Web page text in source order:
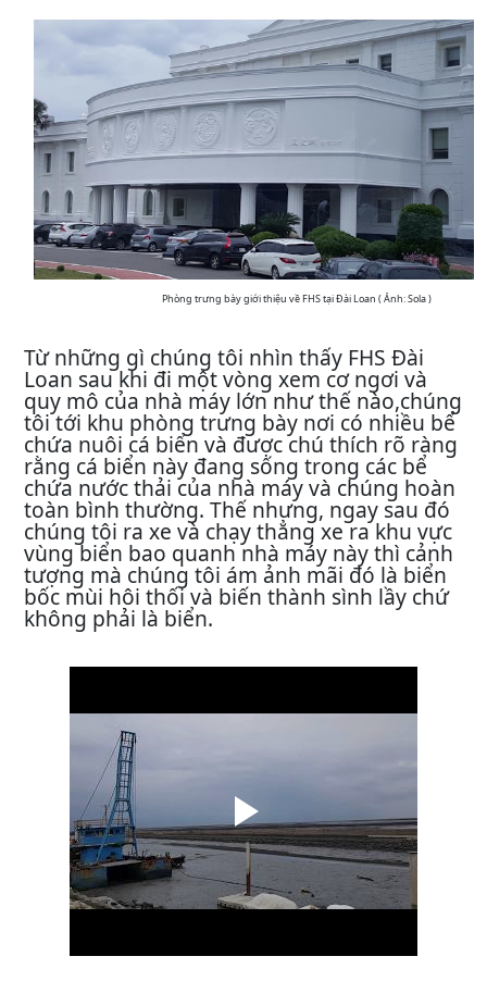
Phòng trưng bày giới thiệu về FHS tại Đài Loan ( Ảnh: Sola )
Từ những gì chúng tôi nhìn thấy FHS Đài
Loan sau khi đi một vòng xem cơ ngơi và
quy mô của nhà máy lớn như thế nào,chúng
tôi tới khu phòng trưng bày nơi có nhiều bể
chứa nuôi cá biển và được chú thích rõ ràng
rằng cá biển này đang sống trong các bể
chứa nước thải của nhà máy và chúng hoàn
toàn bình thường. Thế nhưng, ngay sau đó
chúng tôi ra xe và chạy thẳng xe ra khu vực
vùng biển bao quanh nhà máy này thì cảnh
tượng mà chúng tôi ám ảnh mãi đó là biển
bốc mùi hôi thối và biến thành sình lầy chứ
không phải là biển.